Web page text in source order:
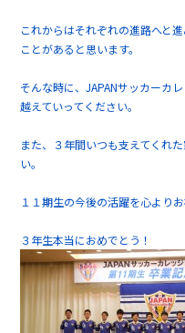
これからはそれぞれの進路へと
ことがあると思います。
そんな時に、JAPANサッカーカ
越えていってください。
また、３年間いつも支えてくれ
い。
１１期生の今後の活躍を心よりお
３年生本当におめでとう！